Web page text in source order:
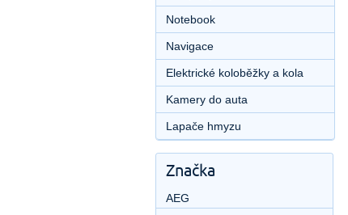
Notebook
Navigace
Elektrické koloběžky a kola
Kamery do auta
Lapače hmyzu
Značka
AEG